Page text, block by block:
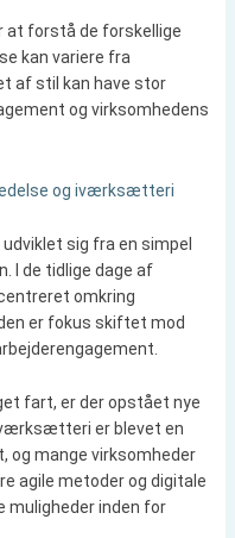
at forstå de forskellige
kan variere fra
af stil kan have stor
og virksomhedens
og iværksætteri
sig fra en simpel
I de tidlige dage af
omkring
er fokus skiftet mod
fart, er der opstået nye
er blevet en
mange virksomheder
agile metoder og digitale
muligheder inden for